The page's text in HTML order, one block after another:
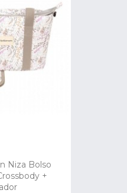
Niza Bolso
+